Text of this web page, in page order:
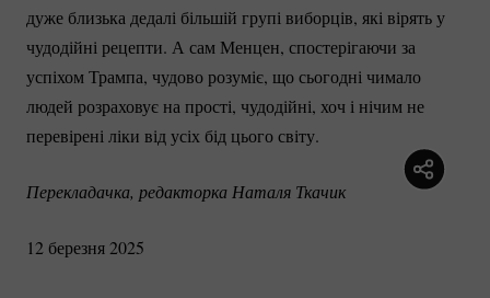
дуже близька дедалі більшій групі виборців, які вірять у
чудодійні рецепти. А сам Менцен, спостерігаючи за
успіхом Трампа, чудово розуміє, що сьогодні чимало
людей розраховує на прості, чудодійні, хоч і нічим не
перевірені ліки від усіх бід цього світу.
Перекладачка, редакторка Наталя Ткачик
12 березня 2025